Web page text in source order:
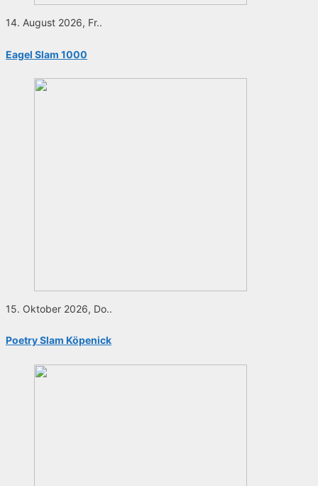
14. August 2026, Fr..
Eagel Slam 1000
15. Oktober 2026, Do..
Poetry Slam Köpenick